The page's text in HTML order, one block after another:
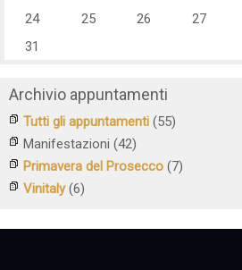
24
25 26 27
31
Archivio appuntamenti
Tutti gli appuntamenti (55)
Manifestazioni (42)
Primavera del Prosecco (7)
Vinitaly(6)